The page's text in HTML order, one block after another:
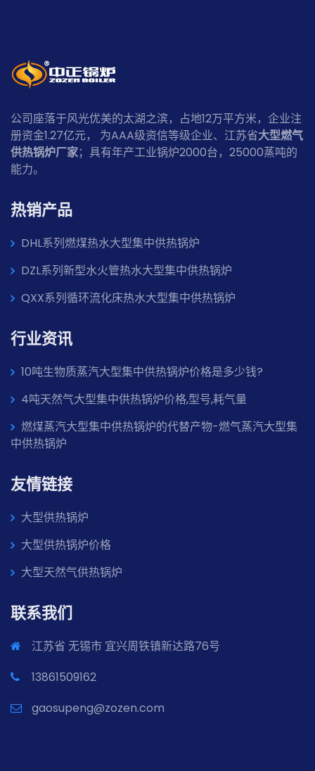
公司座落于风光优美的太湖之滨，占地12万平方米，企业注
册资金1.27亿元， 为AAA级资信等级企业、江苏省大型燃气
供热锅炉厂家；具有年产工业锅炉2000台，25000蒸吨的
能力。
热销产品
DHL系列燃煤热水大型集中供热锅炉
DZL系列新型水火管热水大型集中供热锅炉
QXX系列循环流化床热水大型集中供热锅炉
行业资讯
10吨生物质蒸汽大型集中供热锅炉价格是多少钱?
4吨天然气大型集中供热锅炉价格,型号,耗气量
燃煤蒸汽大型集中供热锅炉的代替产物-燃气蒸汽大型集
中供热锅炉
友情链接
大型供热锅炉
大型供热锅炉价格
大型天然气供热锅炉
联系我们
江苏省 无锡市 宜兴周铁镇新达路76号
13861509162
gaosupeng@zozen.com